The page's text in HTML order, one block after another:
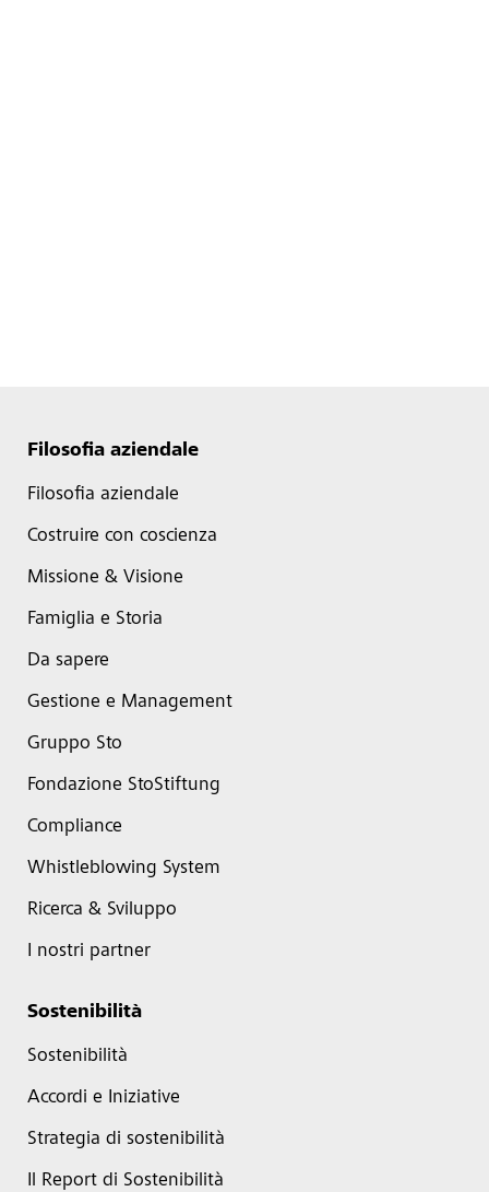
Filosofia aziendale
Filosofia aziendale
Costruire con coscienza
Missione & Visione
Famiglia e Storia
Da sapere
Gestione e Management
Gruppo Sto
Fondazione StoStiftung
Compliance
Whistleblowing System
Ricerca & Sviluppo
I nostri partner
Sostenibilità
Sostenibilità
Accordi e Iniziative
Strategia di sostenibilità
Il Report di Sostenibilità